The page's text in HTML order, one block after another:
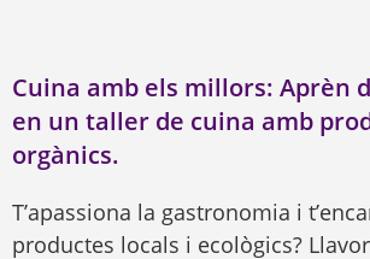
Cuina amb els millors: Aprèn
en un taller de cuina amb
orgànics.
T’apassiona la gastronomia i
productes locals i ecològics?